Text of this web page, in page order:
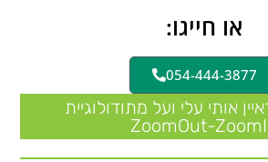
או חייגו:
054-444-3877
אותי עלי ועל מתודולוגיית
ZoomOut-